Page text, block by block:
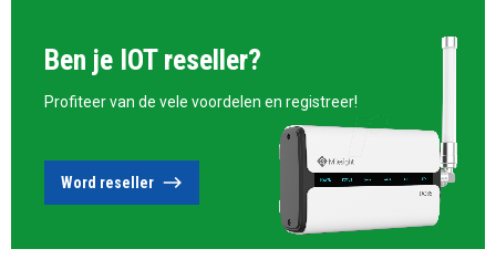
Ben je IOT reseller?
Profiteer van de vele voordelen en registreer!
Word reseller